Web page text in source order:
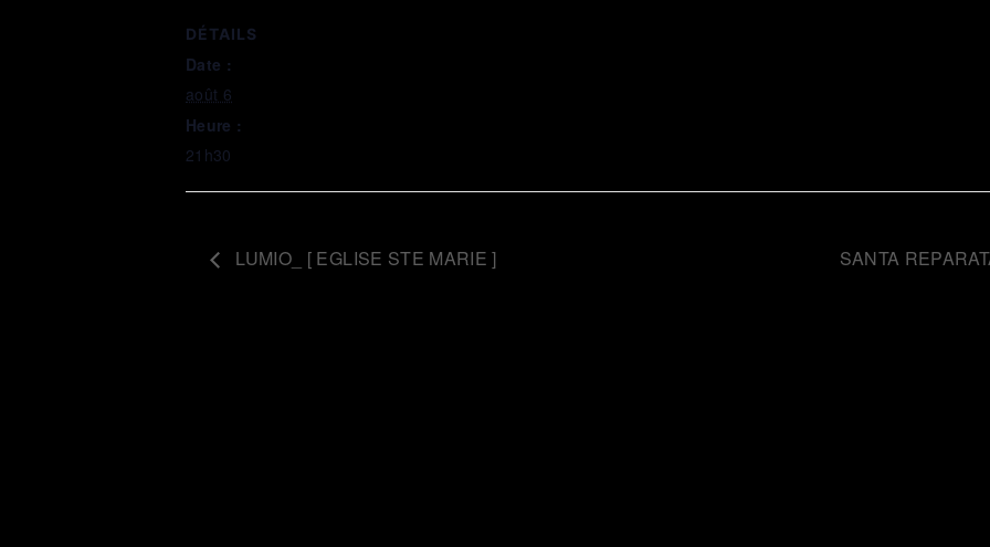
DÉTAILS
Date :
août 6
Heure :
21h30
LUMIO_ [ EGLISE STE MARIE ] SANTA